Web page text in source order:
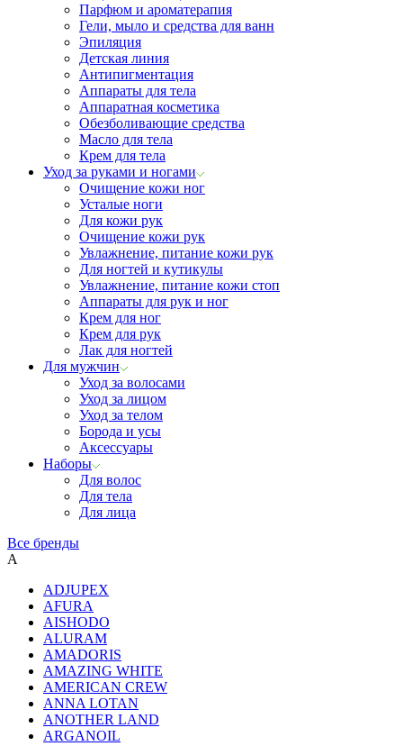
Парфюм и ароматерапия
Гели, мыло и средства для ванн
Эпиляция
Детская линия
Антипигментация
Аппараты для тела
Аппаратная косметика
Обезболивающие средства
Масло для тела
Крем для тела
Уход за руками и ногами
Очищение кожи ног
Усталые ноги
Для кожи рук
Очищение кожи рук
Увлажнение, питание кожи рук
Для ногтей и кутикулы
Увлажнение, питание кожи стоп
Аппараты для рук и ног
Крем для ног
Крем для рук
Лак для ногтей
Для мужчин
Уход за волосами
Уход за лицом
Уход за телом
Борода и усы
Аксессуары
Наборы
Для волос
Для тела
Для лица
Все бренды
A
ADJUPEX
AFURA
AISHODO
ALURAM
AMADORIS
AMAZING WHITE
AMERICAN CREW
ANNA LOTAN
ANOTHER LAND
ARGANOIL